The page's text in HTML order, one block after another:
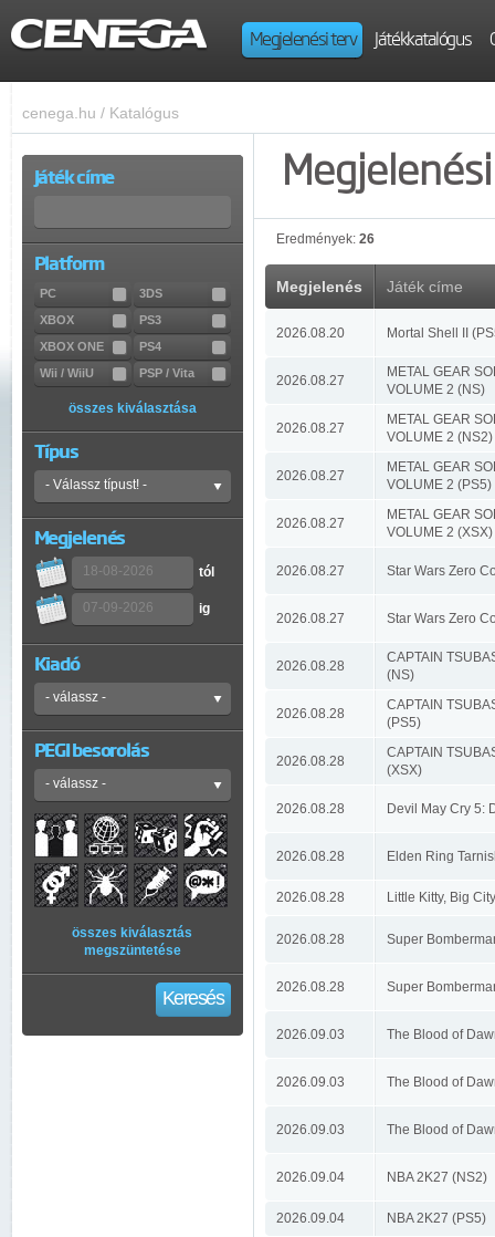
Megjelenési terv Játékkatalógus
cenega.hu / Katalógus
Játék címe
Platform
PC
3DS
XBOX
PS3
XBOX ONE
PS4
Wii / WiiU
PSP / Vita
összes kiválasztása
Típus
Megjelenés
tól
ig
Kiadó
PEGI besorolás
összes kiválasztás
megszüntetése
Keresés
Eredmények: 26
Megjelenés Játék címe
2026.08.20 Mortal Shell II
2026.08.27
METAL GEAR
VOLUME 2 (NS)
2026.08.27
METAL GEAR
VOLUME 2 (NS2)
2026.08.27
METAL GEAR
VOLUME 2 (PS5)
2026.08.27
METAL GEAR
VOLUME 2 (XSX)
2026.08.27 Star Wars Zero
2026.08.27 Star Wars Zero
2026.08.28
CAPTAIN
(NS)
2026.08.28
CAPTAIN
(PS5)
2026.08.28
CAPTAIN
(XSX)
2026.08.28 Devil May Cry 5:
2026.08.28 Elden Ring
2026.08.28 Little Kitty, Big
2026.08.28 Super
2026.08.28 Super
2026.09.03 The Blood of
2026.09.03 The Blood of
2026.09.03 The Blood of
2026.09.04 NBA 2K27 (NS2)
2026.09.04 NBA 2K27 (PS5)